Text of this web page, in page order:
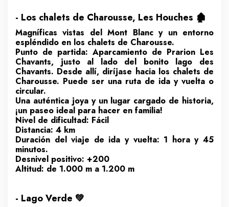
- Los chalets de Charousse, Les Houches 🏚️
Magníficas vistas del Mont Blanc y un entorno
espléndido en los chalets de Charousse.
Punto de partida: Aparcamiento de Prarion Les
Chavants, justo al lado del bonito lago des
Chavants. Desde allí, diríjase hacia los chalets de
Charousse. Puede ser una ruta de ida y vuelta o
circular.
Una auténtica joya y un lugar cargado de historia,
¡un paseo ideal para hacer en familia!
Nivel de dificultad: Fácil
Distancia: 4 km
Duración del viaje de ida y vuelta: 1 hora y 45
minutos.
Desnivel positivo: +200
Altitud: de 1.000 m a 1.200 m
- Lago Verde 💚